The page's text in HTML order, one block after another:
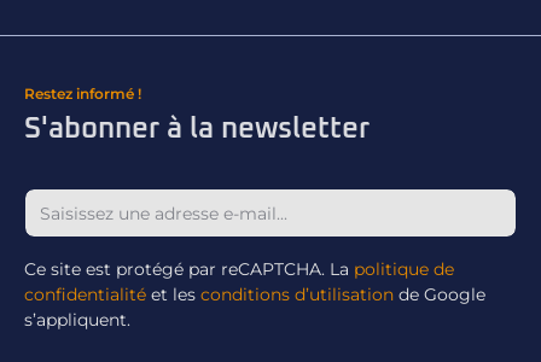
Restez informé !
S'abonner à la newsletter
Ce site est protégé par reCAPTCHA. La politique de
confidentialité et les conditions d’utilisation de Google
s’appliquent.